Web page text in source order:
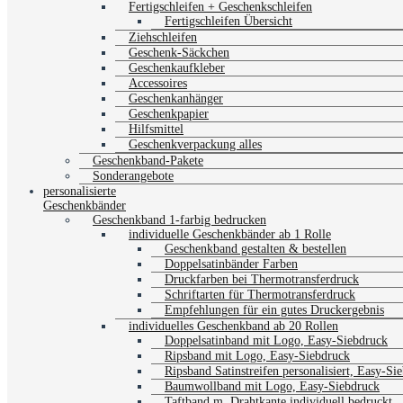
Fertigschleifen + Geschenkschleifen
Fertigschleifen Übersicht
Ziehschleifen
Geschenk-Säckchen
Geschenkaufkleber
Accessoires
Geschenkanhänger
Geschenkpapier
Hilfsmittel
Geschenkverpackung alles
Geschenkband-Pakete
Sonderangebote
personalisierte
Geschenkbänder
Geschenkband 1-farbig bedrucken
individuelle Geschenkbänder ab 1 Rolle
Geschenkband gestalten & bestellen
Doppelsatinbänder Farben
Druckfarben bei Thermotransferdruck
Schriftarten für Thermotransferdruck
Empfehlungen für ein gutes Druckergebnis
individuelles Geschenkband ab 20 Rollen
Doppelsatinband mit Logo, Easy-Siebdruck
Ripsband mit Logo, Easy-Siebdruck
Ripsband Satinstreifen personalisiert, Easy-
Baumwollband mit Logo, Easy-Siebdruck